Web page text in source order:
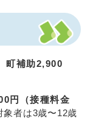
補助2,900
円（接種料金
者は3歳〜12歳